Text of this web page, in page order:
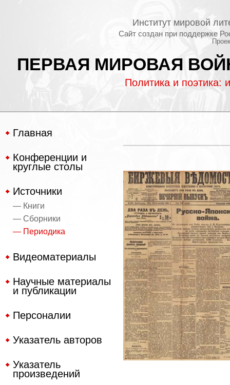
Институт мировой
Сайт создан при поддержке
ПЕРВАЯ МИРОВАЯ
Политика и поэтика:
Главная
Конференции и
круглые столы
Источники
— Книги
— Сборники
— Периодика
Видеоматериалы
Научные материалы
и публикации
Персоналии
Указатель авторов
Указатель
произведений